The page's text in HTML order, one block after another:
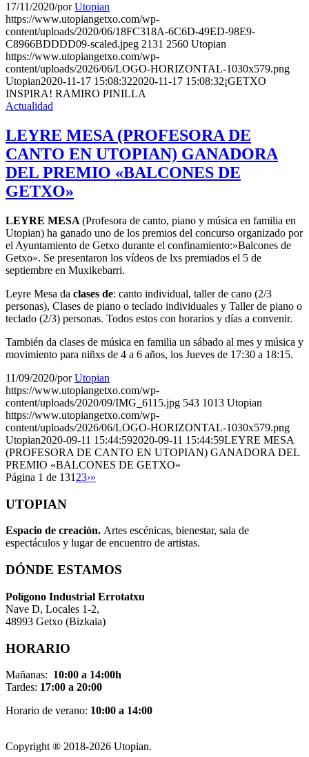
17/11/2020/porUtopian
https://www.utopiangetxo.com/wp-
content/uploads/2020/06/18FC318A-6C6D-49ED-98E9-
C8966BDDDD09-scaled.jpeg 2131 2560 Utopian
https://www.utopiangetxo.com/wp-
content/uploads/2026/06/LOGO-HORIZONTAL-1030x579.png
Utopian2020-11-17 15:08:322020-11-17 15:08:32¡GETXO
INSPIRA! RAMIRO PINILLA
Actualidad
LEYRE MESA (PROFESORA DE
CANTO EN UTOPIAN) GANADORA
DEL PREMIO «BALCONES DE
GETXO»
LEYRE MESA (Profesora de canto, piano y música en familia en
Utopian) ha ganado uno de los premios del concurso organizado por
el Ayuntamiento de Getxo durante el confinamiento:»Balcones de
Getxo». Se presentaron los vídeos de lxs premiados el 5 de
septiembre en Muxikebarri.
Leyre Mesa da clases de: canto individual, taller de cano (2/3
personas), Clases de piano o teclado individuales y Taller de piano o
teclado (2/3) personas. Todos estos con horarios y días a convenir.
También da clases de música en familia un sábado al mes y música y
movimiento para niñxs de 4 a 6 años, los Jueves de 17:30 a 18:15.
11/09/2020/porUtopian
https://www.utopiangetxo.com/wp-
content/uploads/2020/09/IMG_6115.jpg 543 1013 Utopian
https://www.utopiangetxo.com/wp-
content/uploads/2026/06/LOGO-HORIZONTAL-1030x579.png
Utopian2020-09-11 15:44:592020-09-11 15:44:59LEYRE MESA
(PROFESORA DE CANTO EN UTOPIAN) GANADORA DEL
PREMIO «BALCONES DE GETXO»
Página 1 de 131 23›»
UTOPIAN
Espacio de creación. Artes escénicas, bienestar, sala de
espectáculos y lugar de encuentro de artistas.
DÓNDE ESTAMOS
Polígono Industrial Errotatxu
Nave D, Locales 1-2,
48993 Getxo (Bizkaia)
HORARIO
Mañanas: 10:00 a 14:00h
Tardes: 17:00 a 20:00
Horario de verano: 10:00 a 14:00
Copyright ® 2018-2026 Utopian.